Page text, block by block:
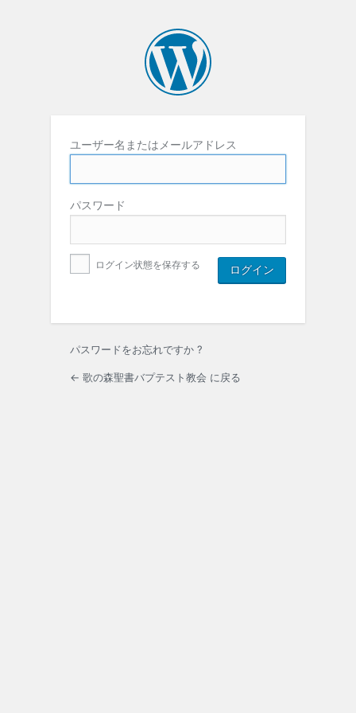
ユーザー名またはメールアドレス
パスワード
ログイン状態を保存する
パスワードをお忘れですか ?
← 歌の森聖書バプテスト教会 に戻る